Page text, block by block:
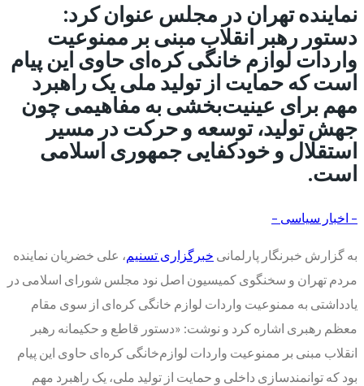
نماینده تهران در مجلس عنوان کرد:
دستور رهبر انقلاب مبنی بر ممنوعیت
واردات لوازم خانگی کره‌ای حاوی این پیام
است که حمایت از تولید ملی یک راهبرد
مهم برای عینیت‌بخشی به مفاهیمی چون
جهش تولید، توسعه و حرکت در مسیر
استقلال و خودکفایی جمهوری اسلامی
است.
– اخبار سیاسی –
به گزارش خبرنگار پارلمانی خبرگزاری تسنیم، علی خضریان نماینده
مردم تهران و سخنگوی کمیسیون اصل نود مجلس شورای اسلامی در
یادداشتی به ممنوعیت واردات لوازم خانگی کره‌ای از سوی مقام
معظم رهبری اشاره کرد و نوشت: «دستور قاطع و حکیمانه رهبر
انقلاب مبنی بر ممنوعیت واردات لوازم‌خانگی کره‌ای حاوی این پیام
بود که توانمندسازی داخلی و حمایت از تولید ملی، یک راهبرد مهم